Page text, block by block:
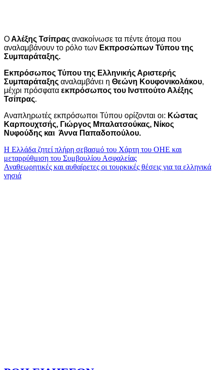
ΟΑλέξης Τσίπρας ανακοίνωσε τα πέντε άτομα που
αναλαμβάνουν το ρόλο των Εκπροσώπων Τύπου της
Συμπαράταξης.
Εκπρόσωπος Τύπου της Ελληνικής Αριστερής
Συμπαράταξης αναλαμβάνει η Θεώνη Κουφονικολάκου,
μέχρι πρόσφατα εκπρόσωπος του Ινστιτούτο Αλέξης
Τσίπρας.
Αναπληρωτές εκπρόσωποι Τύπου ορίζονται οι: Κώστας
Καρπουχτσής, Γιώργος Μπαλατσούκας, Νίκος
Νυφούδης και Άννα Παπαδοπούλου.
Πλοήγηση
άρθρων
H Ελλάδα ζητεί πλήρη σεβασμό του Χάρτη του ΟΗΕ και
μεταρρύθμιση του Συμβουλίου Ασφαλείας
Αναθεωρητικές και αυθαίρετες οι τουρκικές θέσεις για τα ελληνικά
νησιά